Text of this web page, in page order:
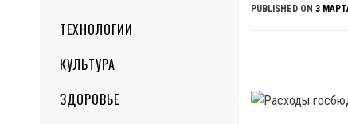
ТЕХНОЛОГИИ
КУЛЬТУРА
ЗДОРОВЬЕ
PUBLISHED ON 3